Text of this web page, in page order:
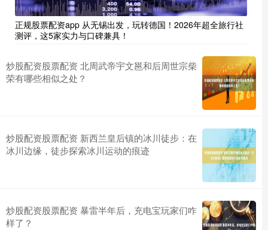
正规股票配资app 从无锡出发，玩转德国！2026年超全旅行社
测评，这5家实力与口碑兼具！
炒股配资股票配资 北周武帝宇文邕和后周世宗柴
荣有哪些相似之处？
炒股配资股票配资 新西兰皇后镇的冰川徒步：在
冰川边缘，徒步探索冰川运动的痕迹
炒股配资股票配资 暴雷半年后，充电宝玩家们咋
样了？